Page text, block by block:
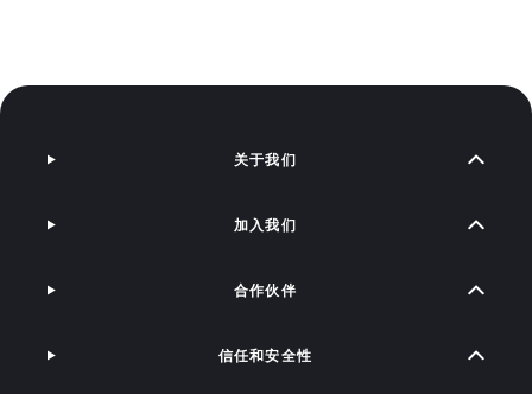
关于我们
加入我们
合作伙伴
信任和安全性